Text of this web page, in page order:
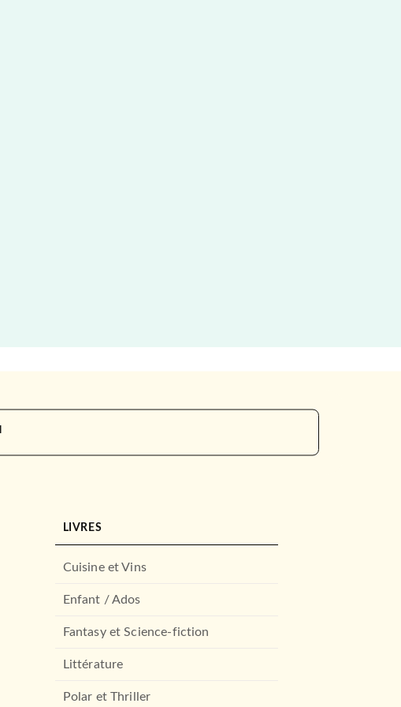
LIVRES
Cuisine et Vins
Enfant / Ados
Fantasy et Science-fiction
Littérature
Polar et Thriller